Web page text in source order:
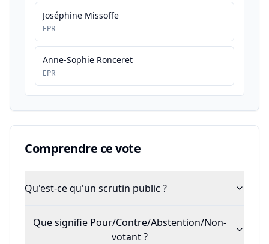
Joséphine Missoffe
EPR
Anne-Sophie Ronceret
EPR
Comprendre ce vote
Qu'est-ce qu'un scrutin public ?
Que signifie Pour/Contre/Abstention/Non-
votant ?